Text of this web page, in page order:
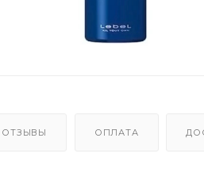
ОТЗЫВЫ ОПЛАТА